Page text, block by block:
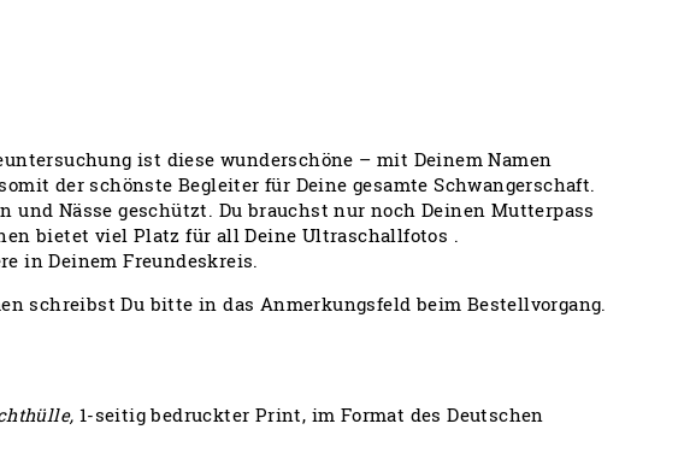
ist diese wunderschöne – mit Deinem Namen
der schönste Begleiter für Deine gesamte Schwangerschaft.
Nässe geschützt. Du brauchst nur noch Deinen Mutterpass
bietet viel Platz für all Deine Ultraschallfotos .
in Deinem Freundeskreis.
schreibst Du bitte in das Anmerkungsfeld beim Bestellvorgang.
1-seitig bedruckter Print, im Format des Deutschen